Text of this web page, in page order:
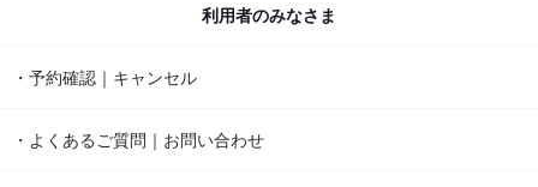
利用者のみなさま
・予約確認｜キャンセル
・よくあるご質問｜お問い合わせ